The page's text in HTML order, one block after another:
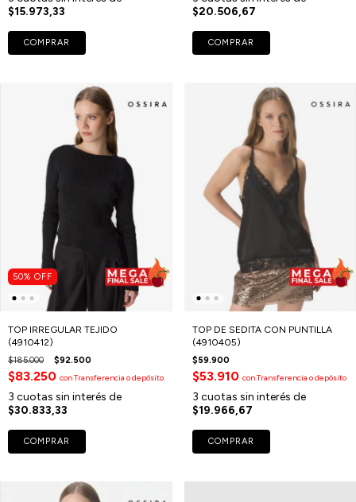
$15.973,33
COMPRAR
$20.506,67
COMPRAR
50% OFF
TOP IRREGULAR TEJIDO
(4910412)
$185.000 $92.500
$83.250 conTransferencia o depósito
3 cuotas sin interés de
$30.833,33
COMPRAR
TOP DE SEDITA CON PUNTILLA
(4910405)
$59.900
$53.910 conTransferencia o depósito
3 cuotas sin interés de
$19.966,67
COMPRAR